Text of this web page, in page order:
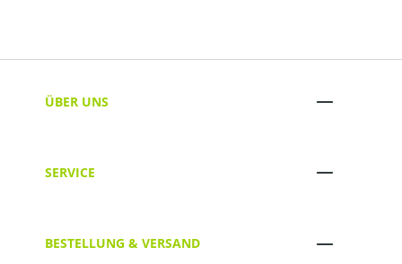
ÜBER UNS
SERVICE
BESTELLUNG & VERSAND